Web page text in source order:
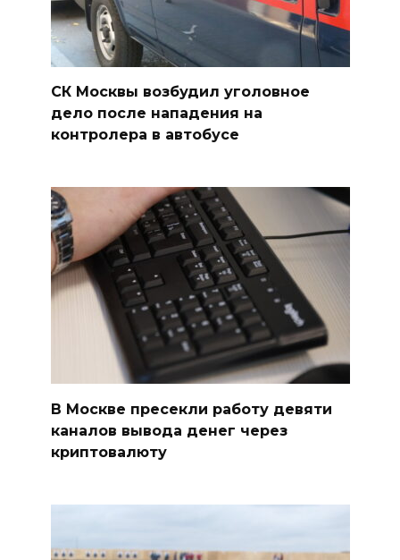
СК Москвы возбудил уголовное
дело после нападения на
контролера в автобусе
В Москве пресекли работу девяти
каналов вывода денег через
криптовалюту